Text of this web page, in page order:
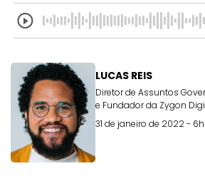
LUCAS REIS
Diretor de Assuntos
e Fundador da Zygon
31 de janeiro de 2022 -